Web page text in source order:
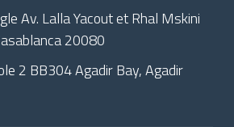
Av. Lalla Yacout et Rhal Mskini
20080
2 BB304 Agadir Bay, Agadir